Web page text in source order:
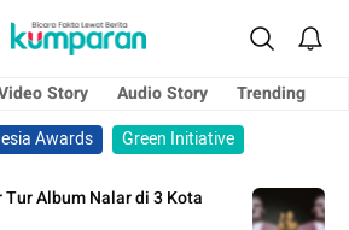
Story Audio Story
Trending
Awards
Green Initiative
Album Nalar di 3 Kota